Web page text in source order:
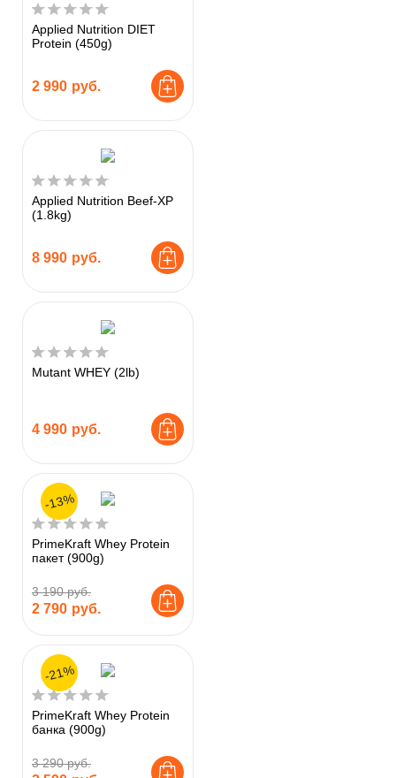
Applied Nutrition DIET
Protein (450g)
2 990 руб.
Applied Nutrition Beef-XP
(1.8kg)
8 990 руб.
Mutant WHEY (2lb)
4 990 руб.
PrimeKraft Whey Protein
пакет (900g)
3 190 руб.
2 790 руб.
-13%
PrimeKraft Whey Protein
банка (900g)
3 290 руб.
-21%